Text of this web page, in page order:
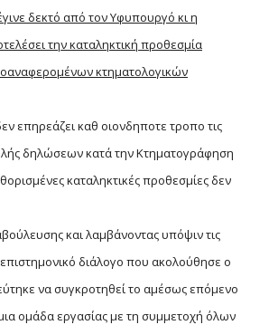
δεκτό από τον Υφυπουργό κι η
την καταληκτική προθεσμία
κτηματολογικών
επηρεάζει καθ οιονδηποτε τροπο τις
δηλώσεων κατά την Κτηματογράφηση
καταληκτικές προθεσμίες δεν
και λαμβάνοντας υπόψιν τις
επιστημονικό διάλογο που ακολούθησε ο
να συγκροτηθεί το αμέσως επόμενο
ομάδα εργασίας με τη συμμετοχή όλων